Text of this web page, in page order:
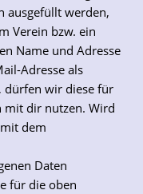
ausgefüllt werden,
Verein bzw. ein
Name und Adresse
Adresse als
dürfen wir diese für
mit dir nutzen. Wird
dem
Daten
für die oben